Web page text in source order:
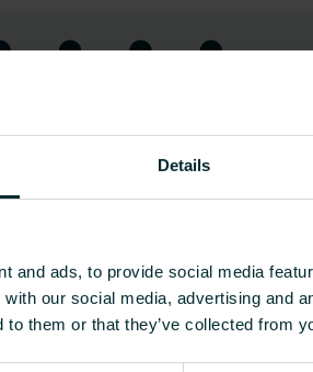
Details
and ads, to provide social media
our social media, advertising and
to them or that they’ve collected from